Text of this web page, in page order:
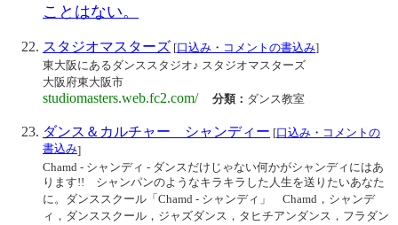
ことはない。
スタジオマスターズ [口込み・コメントの書込み]
東大阪にあるダンススタジオ♪ スタジオマスターズ
大阪府東大阪市
studiomasters.web.fc2.com/ 分類： ダンス教室
ダンス＆カルチャー シャンディー [口込み・コメントの
書込み]
Chamd - シャンディ - ダンスだけじゃない何かがシャンディにはあ
ります!! シャンパンのようなキラキラした人生を送りたいあなた
に。ダンススクール「Chamd - シャンディ」 Chamd，シャンデ
ィ，ダンススクール，ジャズダンス，タヒチアンダンス，フラダン